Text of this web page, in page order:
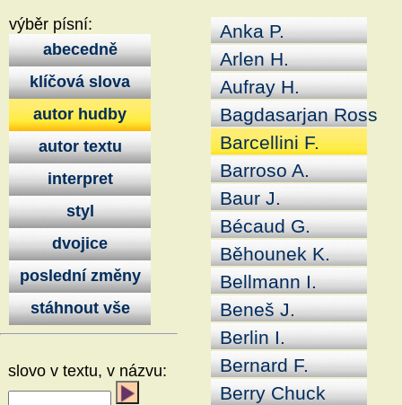
výběr písní:
abecedně
klíčová slova
autor hudby
autor textu
interpret
styl
dvojice
poslední změny
stáhnout vše
slovo v textu, v názvu:
Anka P.
Arlen H.
Aufray H.
Bagdasarjan Ross
Barcellini F.
Barroso A.
Baur J.
Bécaud G.
Běhounek K.
Bellmann I.
Beneš J.
Berlin I.
Bernard F.
Berry Chuck